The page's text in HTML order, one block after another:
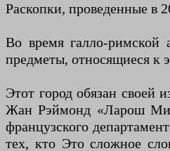
Раскопки, проведенные в
Во время галло-римской
предметы, относящиеся к
Этот город обязан своей
Жан Рэймонд «Ларош
французского
тех, кто Это сложное